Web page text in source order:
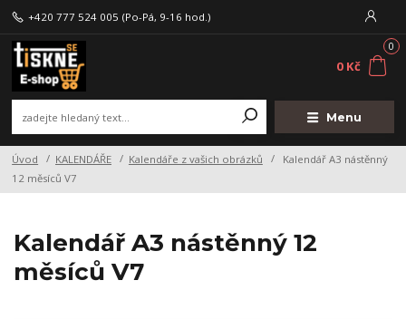
Menu
+420 777 524 005 (Po-Pá, 9-16 hod.)
0
0 Kč
Úvod KALENDÁŘE Kalendáře z vašich obrázků
Kalendář A3 nástěnný
12 měsíců V7
Kalendář A3 nástěnný 12
měsíců V7